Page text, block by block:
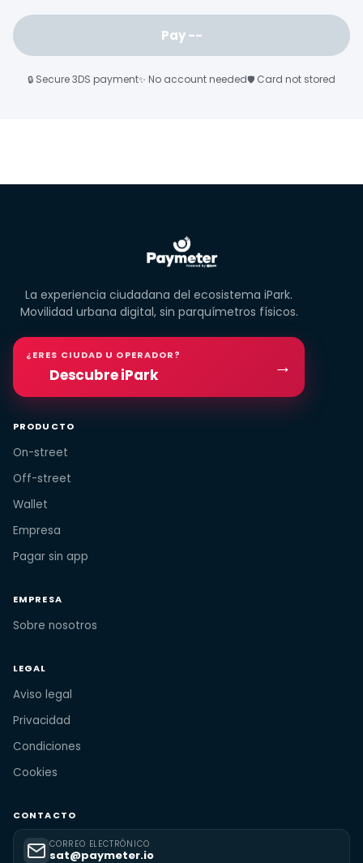
Pay --
Secure 3DS payment No account needed Card not stored
La experiencia ciudadana del ecosistema iPark.
Movilidad urbana digital, sin parquímetros físicos.
¿ERES CIUDAD U OPERADOR?
Descubre iPark →
PRODUCTO
On-street
Off-street
Wallet
Empresa
Pagar sin app
EMPRESA
Sobre nosotros
LEGAL
Aviso legal
Privacidad
Condiciones
Cookies
CONTACTO
CORREO ELECTRÓNICO
sat@paymeter.io